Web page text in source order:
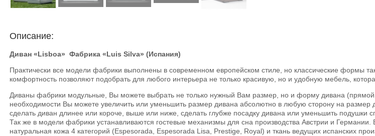
Описание:
Диван «Lisboa» Фабрика «Luis Silva» (Испания)
Практически все модели фабрики выполнены в современном европейском стиле, но классические формы
комфортность позволяют подобрать для любого интерьера не только красивую, но и удобную мебель,
Диваны фабрики модульные, Вы можете выбрать не только нужный Вам размер, но и форму дивана (прямой
необходимости Вы можете увеличить или уменьшить размер дивана абсолютно в любую сторону на
сделать диван длинее или короче, выше или ниже, сделать глубже посадку дивана или уменьшить подушки
Так же в модели фабрики устанавливаются гостевые механизмы для сна производства Австрии и Германии.
натуральная кожа 4 категорий (Espesorada, Espesorada Lisa, Prestige, Royal) и ткань ведущих испанских